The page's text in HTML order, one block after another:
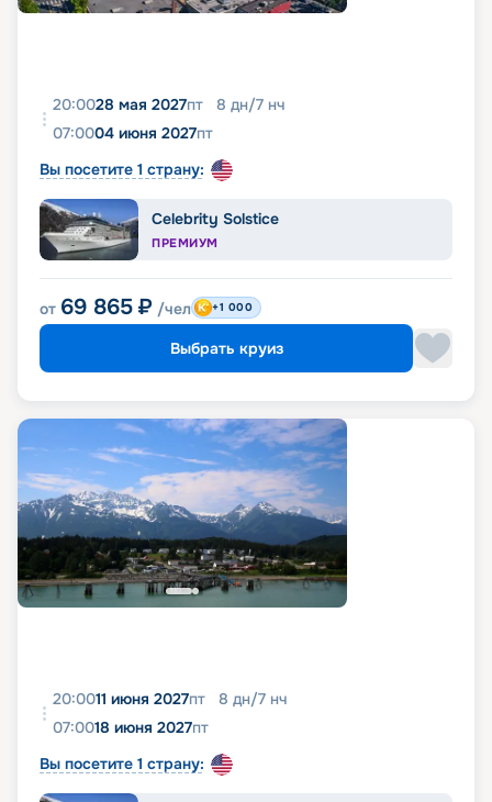
20:0028 мая 2027пт 8 дн/7 нч
07:0004 июня 2027пт
Вы посетите 1 страну:
Celebrity Solstice
ПРЕМИУМ
от 69 865 ₽ /чел +1 000
Выбрать круиз
20:0011 июня 2027пт 8 дн/7 нч
07:0018 июня 2027пт
Вы посетите 1 страну: